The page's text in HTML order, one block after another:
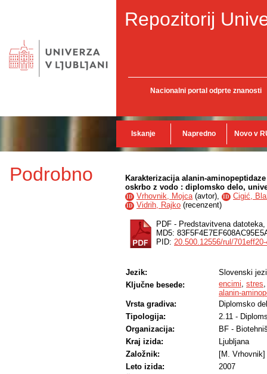
Repozitorij
Nacionalni portal odprte znanosti
Iskanje Napredno Novo v
Podrobno
Karakterizacija alanin-
oskrbo z vodo : diplomsko delo,
ID Vrhovnik, Mojca(avtor), ID Cigić,
ID Vidrih, Rajko (recenzent)
PDF - Predstavitvena datoteka,
MD5:
PID: 20.500.12556/rul/
Jezik:
Slovenski
Ključne besede:
encimi, stres
alanin-
Vrsta gradiva:
Diplomsko
Tipologija:
2.11 -
Organizacija:
BF -
Kraj izida:
Ljubljana
Založnik:
[M. Vrhovnik]
Leto izida:
2007